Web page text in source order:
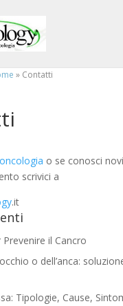
» Contatti
oncologia o se conosci
scrivici a
.it
il Cancro
o dell’anca:
Tipologie, Cause,